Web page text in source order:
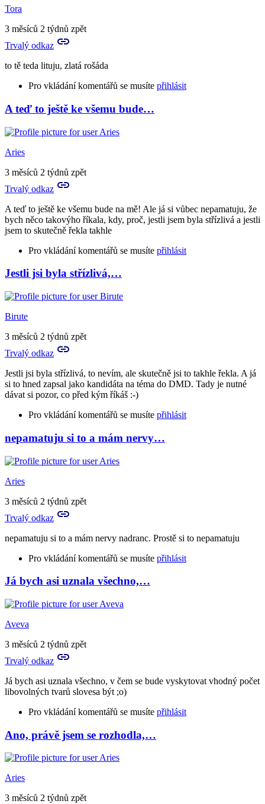
já
to
vím
dávno
:D
Tora
Tora
3 měsíců 2 týdnů zpět
Trvalý odkaz
to tě teda lituju, zlatá rošáda
Pro vkládání komentářů se musíte přihlásit
In
reply
to
Prosím
tě
a
mi
by
Aries
A teď to ještě ke všemu bude…
Aries
3 měsíců 2 týdnů zpět
Trvalý odkaz
A teď to ještě ke všemu bude na mě! Ale já si vůbec nepamatuju, že
bych něco takovýho říkala, kdy, proč, jestli jsem byla střízlivá a jestli
jsem to skutečně řekla takhle
Pro vkládání komentářů se musíte přihlásit
In
reply
to
to
tě
teda
zlatá…
Tora
Jestli jsi byla střízlivá,…
Birute
3 měsíců 2 týdnů zpět
Trvalý odkaz
Jestli jsi byla střízlivá, to nevím, ale skutečně jsi to takhle řekla. A já
si to hned zapsal jako kandidáta na téma do DMD. Tady je nutné
dávat si pozor, co před kým říkáš :-)
Pro vkládání komentářů se musíte přihlásit
In
reply
to
A
teď
to
ke
bude…
Aries
nepamatuju si to a mám nervy…
Aries
3 měsíců 2 týdnů zpět
Trvalý odkaz
nepamatuju si to a mám nervy nadranc. Prostě si to nepamatuju
Pro vkládání komentářů se musíte přihlásit
In
reply
to
Jestli
jsi
byla
…
Birute
Já bych asi uznala všechno,…
Aveva
3 měsíců 2 týdnů zpět
Trvalý odkaz
Já bych asi uznala všechno, v čem se bude vyskytovat vhodný počet
libovolných tvarů slovesa být ;o)
Pro vkládání komentářů se musíte přihlásit
In
reply
to
nepamatuju
si
to
Ano, právě jsem se rozhodla,…
Aries
3 měsíců 2 týdnů zpět